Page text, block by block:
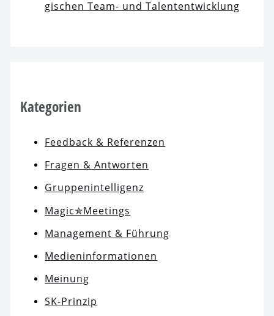
gi­schen Team- und Talententwicklung
Kategorien
Feedback & Referenzen
Fragen & Antworten
Gruppenintelligenz
Magic✯Meetings
Management & Führung
Medieninformationen
Meinung
SK-Prinzip